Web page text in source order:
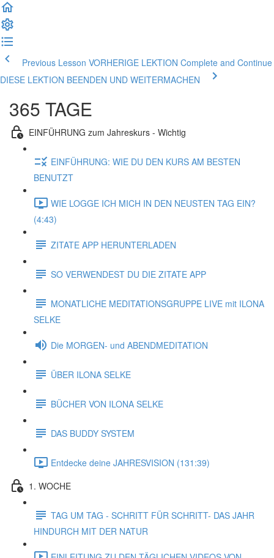
Previous Lesson VORHERIGE LEKTION Complete and Continue
DIESE LEKTION BEENDEN UND WEITERMACHEN
365 TAGE
EINFÜHRUNG zum Jahreskurs - Wichtig
EINFÜHRUNG: WIE DU DEN KURS AM BESTEN
BENUTZT
WIE LOGGE ICH MICH IN DEN NEUSTEN TAG EIN?
(4:43)
ZITATE APP HERUNTERLADEN
SO VERWENDEST DU DIE ZITATE APP
MONATLICHE MEDITATIONSGRUPPE LIVE mit ILONA
SELKE
Die MORGEN- und ABENDMEDITATION
ÜBER ILONA SELKE
BÜCHER VON ILONA SELKE
DAS BUDDY SYSTEM
Entdecke deine JAHRESVISION (131:39)
1. WOCHE
TAG UM TAG - SCHRITT FÜR SCHRITT- DAS JAHR
HINDURCH MIT DER NATUR